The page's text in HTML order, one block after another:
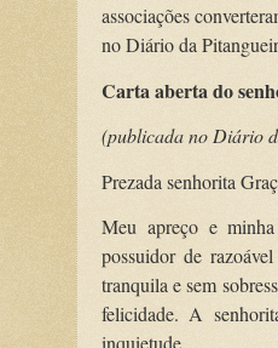
associações
no Diário da
Carta aberta do
(publicada no Diário
Prezada senhorita
Meu apreço e
possuidor de
tranquila e sem
felicidade. A
inquietude.